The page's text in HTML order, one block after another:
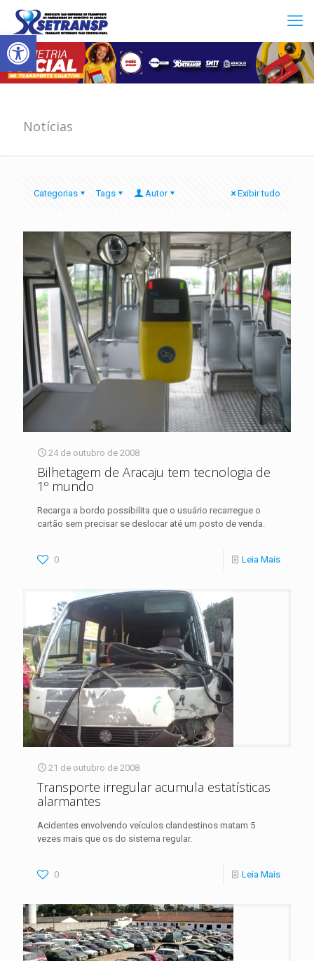
Abrir a barra de ferramentas
Notícias
Categorias Tags Autor Exibir tudo
24 de outubro de 2008
Bilhetagem de Aracaju tem tecnologia de
1º mundo
Recarga a bordo possibilita que o usuário recarregue o
cartão sem precisar se deslocar até um posto de venda.
0 Leia Mais
21 de outubro de 2008
Transporte irregular acumula estatísticas
alarmantes
Acidentes envolvendo veículos clandestinos matam 5
vezes mais que os do sistema regular.
0 Leia Mais